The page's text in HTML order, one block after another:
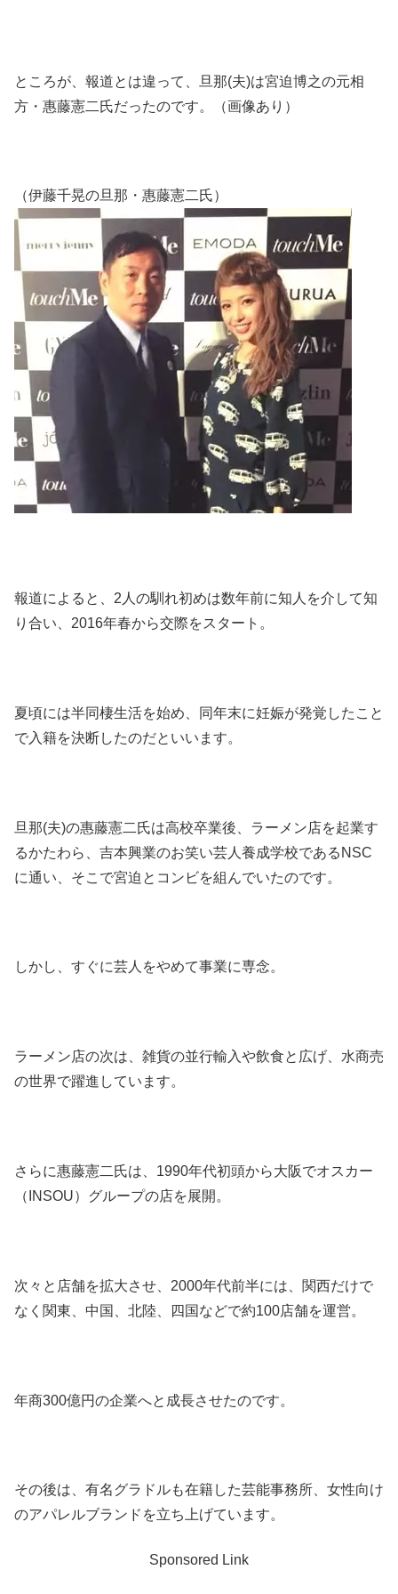
ところが、報道とは違って、旦那(夫)は宮迫博之の元相
方・惠藤憲二氏だったのです。（画像あり）
（伊藤千晃の旦那・惠藤憲二氏）
報道によると、2人の馴れ初めは数年前に知人を介して知
り合い、2016年春から交際をスタート。
夏頃には半同棲生活を始め、同年末に妊娠が発覚したこと
で入籍を決断したのだといいます。
旦那(夫)の惠藤憲二氏は高校卒業後、ラーメン店を起業す
るかたわら、吉本興業のお笑い芸人養成学校であるNSC
に通い、そこで宮迫とコンビを組んでいたのです。
しかし、すぐに芸人をやめて事業に専念。
ラーメン店の次は、雑貨の並行輸入や飲食と広げ、水商売
の世界で躍進しています。
さらに惠藤憲二氏は、1990年代初頭から大阪でオスカー
（INSOU）グループの店を展開。
次々と店舗を拡大させ、2000年代前半には、関西だけで
なく関東、中国、北陸、四国などで約100店舗を運営。
年商300億円の企業へと成長させたのです。
その後は、有名グラドルも在籍した芸能事務所、女性向け
のアパレルブランドを立ち上げています。
Sponsored Link